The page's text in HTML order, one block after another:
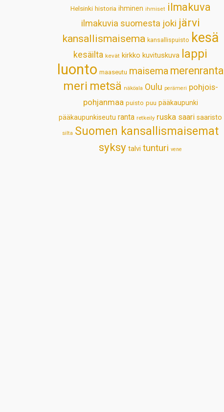
Helsinki historia ihminen ihmiset ilmakuva
ilmakuvia suomesta joki järvi
kansallismaisema kansallispuisto kesä
kesäilta kevät kirkko kuvituskuva lappi
luonto maaseutu maisema merenranta
meri metsä näköala Oulu perämeri pohjois-
pohjanmaa puisto puu pääkaupunki
pääkaupunkiseutu ranta retkeily ruska saari saaristo
silta Suomen kansallismaisemat
syksy talvi tunturi vene